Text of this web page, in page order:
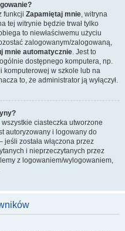
funkcji Zapamiętaj mnie, witryna
tej witrynie będzie trwał tylko
to niewłaściwemu użyciu
zalogowanym/zalogowaną,
mnie automatycznie. Jest to
dostępnego komputera, np.
komputerowej w szkole lub na
to, że administrator ją wyłączył.
?
ciasteczka utworzone
autoryzowany i logowany do
została włączona przez
i nieprzeczytanych przez
z logowaniem/wylogowaniem,